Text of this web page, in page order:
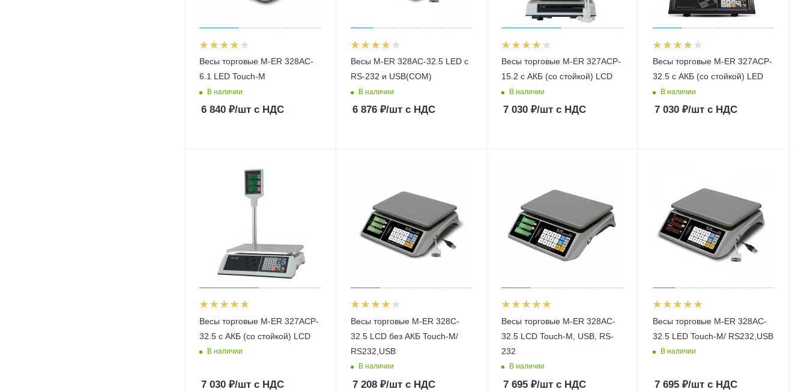
Весы торговые M-ER 328AC-
6.1 LED Touch-M
В наличии
6 840 ₽/шт с НДС
Весы M-ER 328AC-32.5 LED с
RS-232 и USB(COM)
В наличии
6 876₽/штс НДС
Весы торговые M-ER 327ACP-
15.2 с АКБ (со стойкой) LCD
В наличии
7 030 ₽/шт с НДС
Весы торговые M-ER 327ACP-
32.5 с АКБ (со стойкой) LED
В наличии
7 030₽/штс НДС
Весы торговые M-ER 327АСP-
32.5 с АКБ (со стойкой) LCD
В наличии
7 030 ₽/шт с НДС
Весы торговые M-ER 328C-
32.5 LСD без АКБ Touch-M/
RS232,USB
В наличии
7 208₽/штс НДС
Весы торговые M-ER 328AC-
32.5 LCD Touch-M, USB, RS-
232
В наличии
7 695 ₽/шт с НДС
Весы торговые M-ER 328AC-
32.5 LЕD Touch-M/ RS232,USB
В наличии
7 695₽/штс НДС